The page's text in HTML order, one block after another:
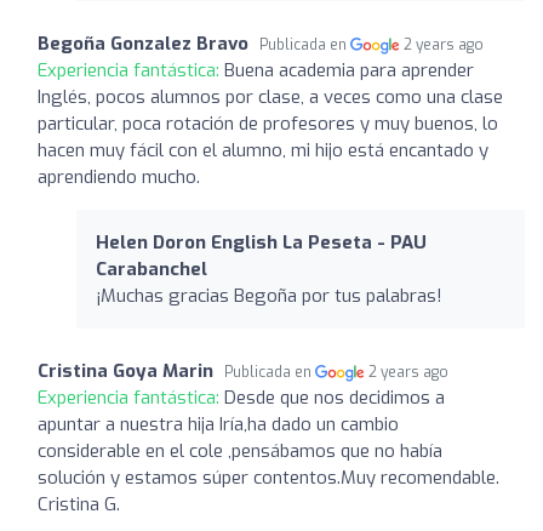
Begoña Gonzalez Bravo Publicada en 2 years ago
Experiencia fantástica: Buena academia para aprender
Inglés, pocos alumnos por clase, a veces como una clase
particular, poca rotación de profesores y muy buenos, lo
hacen muy fácil con el alumno, mi hijo está encantado y
aprendiendo mucho.
Helen Doron English La Peseta - PAU
Carabanchel
¡Muchas gracias Begoña por tus palabras!
Cristina Goya Marin Publicada en 2 years ago
Experiencia fantástica: Desde que nos decidimos a
apuntar a nuestra hija Iría,ha dado un cambio
considerable en el cole ,pensábamos que no había
solución y estamos súper contentos.Muy recomendable.
Cristina G.